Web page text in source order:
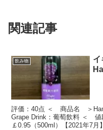
関連記事
飲み物
評価：40点 ＜ 商品名 ＞
Grape Drink：葡萄飲料 ＜
￡0.95（500ml）【2021年7月